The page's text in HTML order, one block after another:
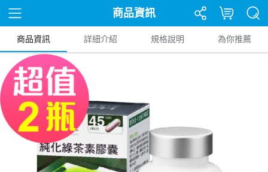
商品資訊
商品資訊 詳細介紹 規格說明 為你推薦